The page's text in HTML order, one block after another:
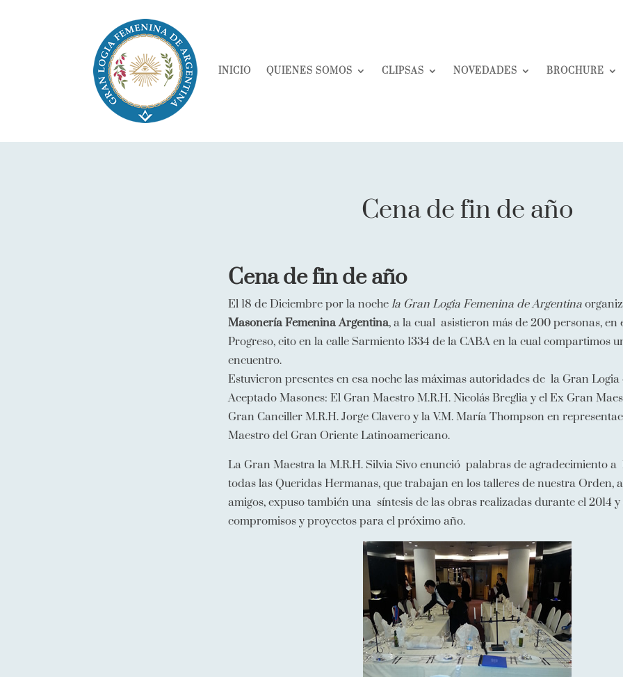
INICIO QUIENES SOMOS CLIPSAS NOVEDADES BROCHURE
Cena de fin de año
Cena de fin de año
El 18 de Diciembre por la noche la Gran Logia Femenina de Argentina
Masonería Femenina Argentina, a la cual asistieron más de 200 personas, en
Progreso, cito en la calle Sarmiento 1334 de la CABA en la cual compartimos
encuentro.
Estuvieron presentes en esa noche las máximas autoridades de la Gran
Aceptado Masones: El Gran Maestro M.R.H. Nicolás Breglia y el Ex Gran
Gran Canciller M.R.H. Jorge Clavero y la V.M. María Thompson en
Maestro del Gran Oriente Latinoamericano.
La Gran Maestra la M.R.H. Silvia Sivo enunció palabras de agradecimiento a
todas las Queridas Hermanas, que trabajan en los talleres de nuestra Orden,
amigos, expuso también una síntesis de las obras realizadas durante el 2014 y
compromisos y proyectos para el próximo año.